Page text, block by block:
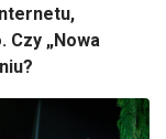
„Nowa